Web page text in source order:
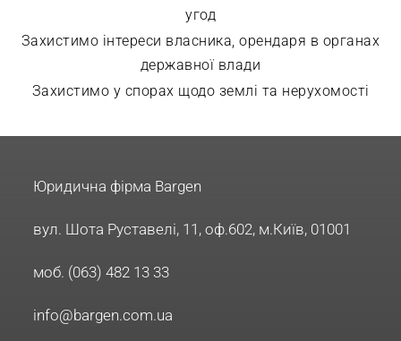
угод
Захистимо інтереси власника, орендаря в органах
державної влади
Захистимо у спорах щодо землі та нерухомості
Юридична фірма Bargen
вул. Шота Руставелі, 11, оф.602, м.Київ, 01001
моб. (063) 482 13 33
info@bargen.com.ua